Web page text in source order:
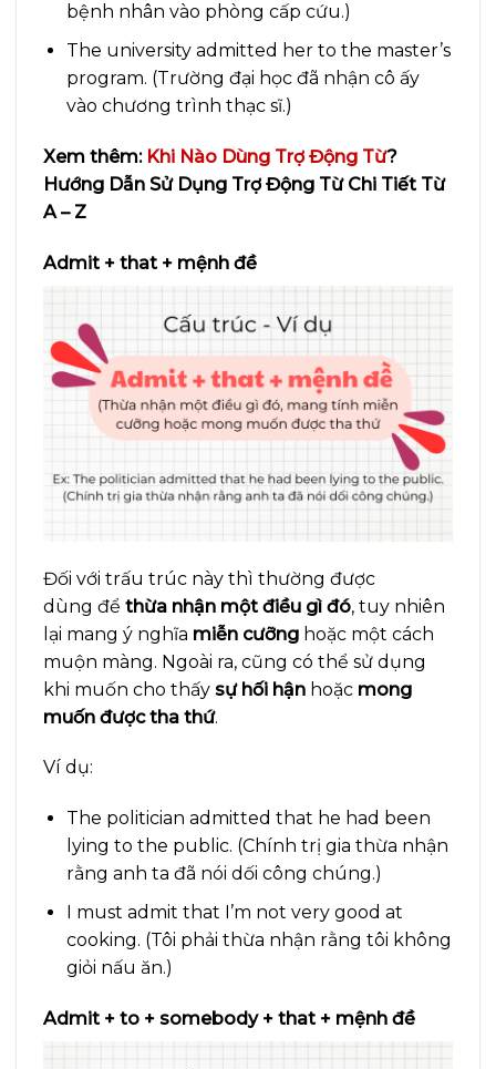
bệnh nhân vào phòng cấp cứu.)
The university admitted her to the master’s
program. (Trường đại học đã nhận cô ấy
vào chương trình thạc sĩ.)
Xem thêm: Khi Nào Dùng Trợ Động Từ?
Hướng Dẫn Sử Dụng Trợ Động Từ Chi Tiết Từ
A – Z
Admit + that + mệnh đề
Đối với trấu trúc này thì thường được
dùng để thừa nhận một điều gì đó, tuy nhiên
lại mang ý nghĩa miễn cưỡng hoặc một cách
muộn màng. Ngoài ra, cũng có thể sử dụng
khi muốn cho thấy sự hối hận hoặc mong
muốn được tha thứ.
Ví dụ:
The politician admitted that he had been
lying to the public. (Chính trị gia thừa nhận
rằng anh ta đã nói dối công chúng.)
I must admit that I’m not very good at
cooking. (Tôi phải thừa nhận rằng tôi không
giỏi nấu ăn.)
Admit + to + somebody + that + mệnh đề